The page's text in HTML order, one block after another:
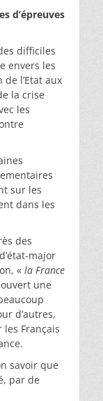
d’épreuves
difficiles
envers les
l’Etat aux
la crise
les
sur les
dans les
des
major
« la France
une
d’autres,
Français
savoir que
par de